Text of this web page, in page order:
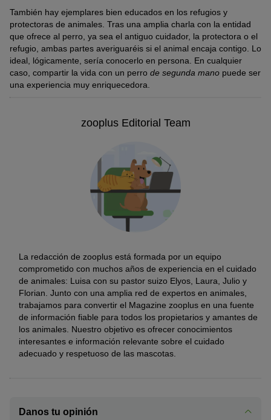
También hay ejemplares bien educados en los refugios y
protectoras de animales. Tras una amplia charla con la entidad
que ofrece al perro, ya sea el antiguo cuidador, la protectora o el
refugio, ambas partes averiguaréis si el animal encaja contigo. Lo
ideal, lógicamente, sería conocerlo en persona. En cualquier
caso, compartir la vida con un perro de segunda mano puede ser
una experiencia muy enriquecedora.
zooplus Editorial Team
La redacción de zooplus está formada por un equipo
comprometido con muchos años de experiencia en el cuidado
de animales: Luisa con su pastor suizo Elyos, Laura, Julio y
Florian. Junto con una amplia red de expertos en animales,
trabajamos para convertir el Magazine zooplus en una fuente
de información fiable para todos los propietarios y amantes de
los animales. Nuestro objetivo es ofrecer conocimientos
interesantes e información relevante sobre el cuidado
adecuado y respetuoso de las mascotas.
Danos tu opinión